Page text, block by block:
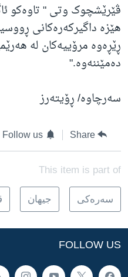
ڤێرێشچوک وتی " تاوەکو
هێزە داگیرکەرەکانی
ڕێڕەوە مرۆییەکان لە
دەمێننەوە."
سەرچاوە/ ڕۆیتەرز
Share
Follow us
This item is part of
سه‌ره‌کی جیهان
FOLLOW US